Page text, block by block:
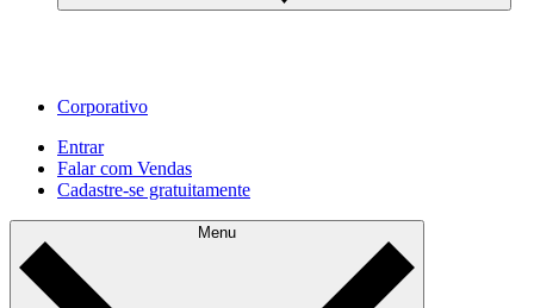
Corporativo
Entrar
Falar com Vendas
Cadastre‐se gratuitamente
Menu